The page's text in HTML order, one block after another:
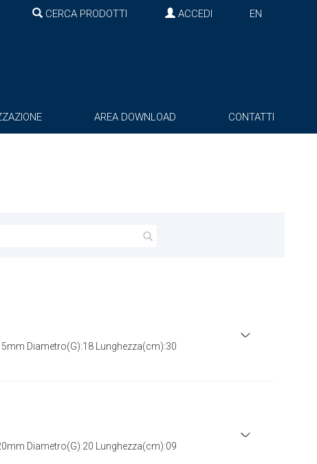
CERCA PRODOTTI ACCEDI EN
AREA DOWNLOAD CONTATTI
Diametro(G):18 Lunghezza(cm):30
Diametro(G):20 Lunghezza(cm):09